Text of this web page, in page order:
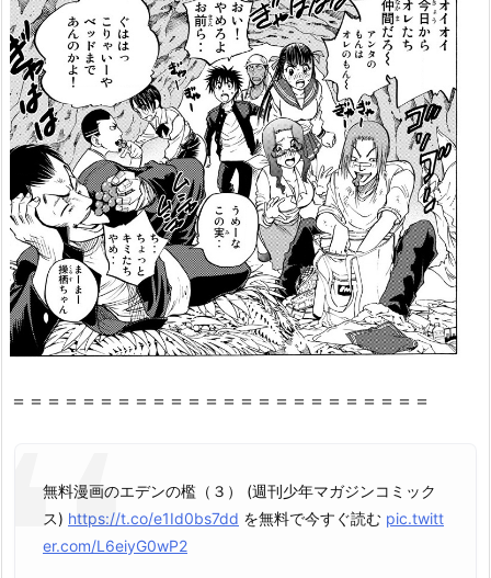
檻
3
巻』
の
感
想・
ど
こ
ろ
を
紹
介！
『エ
巻』
＝＝＝＝＝＝＝＝＝＝＝＝＝＝＝＝＝＝＝＝＝＝＝＝
無料漫画のエデンの檻（３） (週刊少年マガジンコミック
ス) https://t.co/e1Id0bs7dd を無料で今すぐ読む pic.twitt
er.com/L6eiyG0wP2